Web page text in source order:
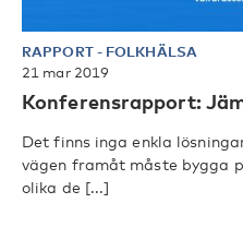
RAPPORT- FOLKHÄLSA
21 mar 2019
Konferensrapport:
Det finns inga enkla
vägen framåt måste bygga
olika de [...]